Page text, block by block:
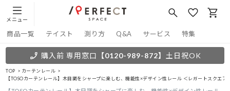
メニュー
商品一覧 テイスト 測り方 Q&A サービス 特集
購入前 専用窓口 【0120-989-872】 土日祝OK
TOP
カーテンレール
【TOSOカーテンレール】木目調をシャープに楽しむ、機能性×デザイン性レール ＜レガートスクエア